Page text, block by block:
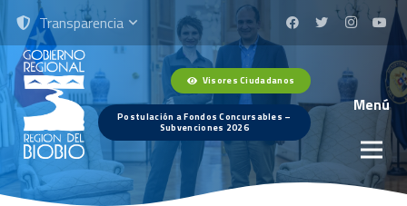
Transparencia
Visores Ciudadanos
Postulación a Fondos Concursables –
Subvenciones 2026
Menú